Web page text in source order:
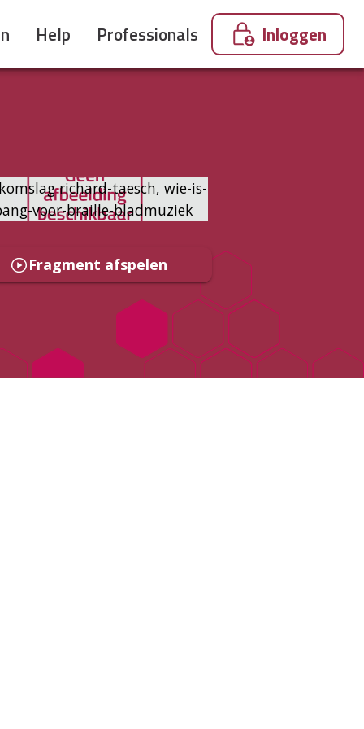
Help Professionals Inloggen
Fragment afspelen